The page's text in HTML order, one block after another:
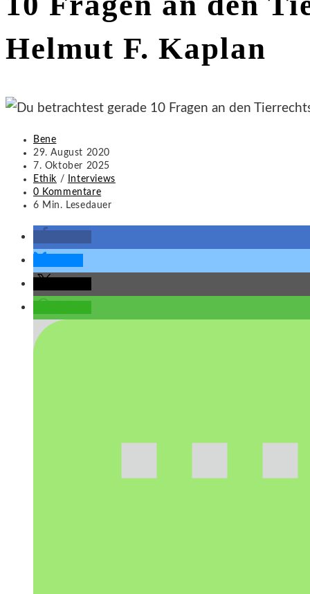
the
panel.
Helmut F. Kaplan
Beitrags-
Autor:
Bene
Beitrag
veröffentlicht:
29. August 2020
Beitrag
zuletzt
geändert
am:
7. Oktober 2025
Beitrags-
Kategorie:
Ethik /
Interviews
Beitrags-
Kommentare:
0 Kommentare
Lesedauer:
6 Min. Lesedauer